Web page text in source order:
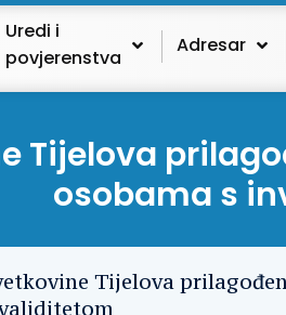
Uredi i
povjerenstva
Adresar
Tijelova
osobama s